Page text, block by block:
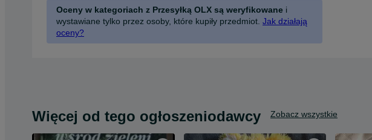
Oceny w kategoriach z Przesyłką OLX są weryfikowane i
wystawiane tylko przez osoby, które kupiły przedmiot. Jak działają
oceny?
Więcej od tego ogłoszeniodawcy Zobacz wszystkie